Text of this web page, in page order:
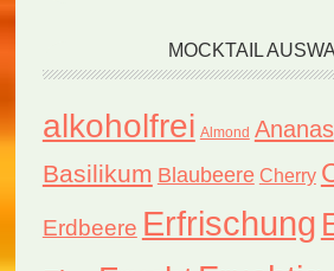
MOCKTAIL
alkoholfrei Almond Ananas
Basilikum Blaubeere Cherry
Erdbeere Erfrischung